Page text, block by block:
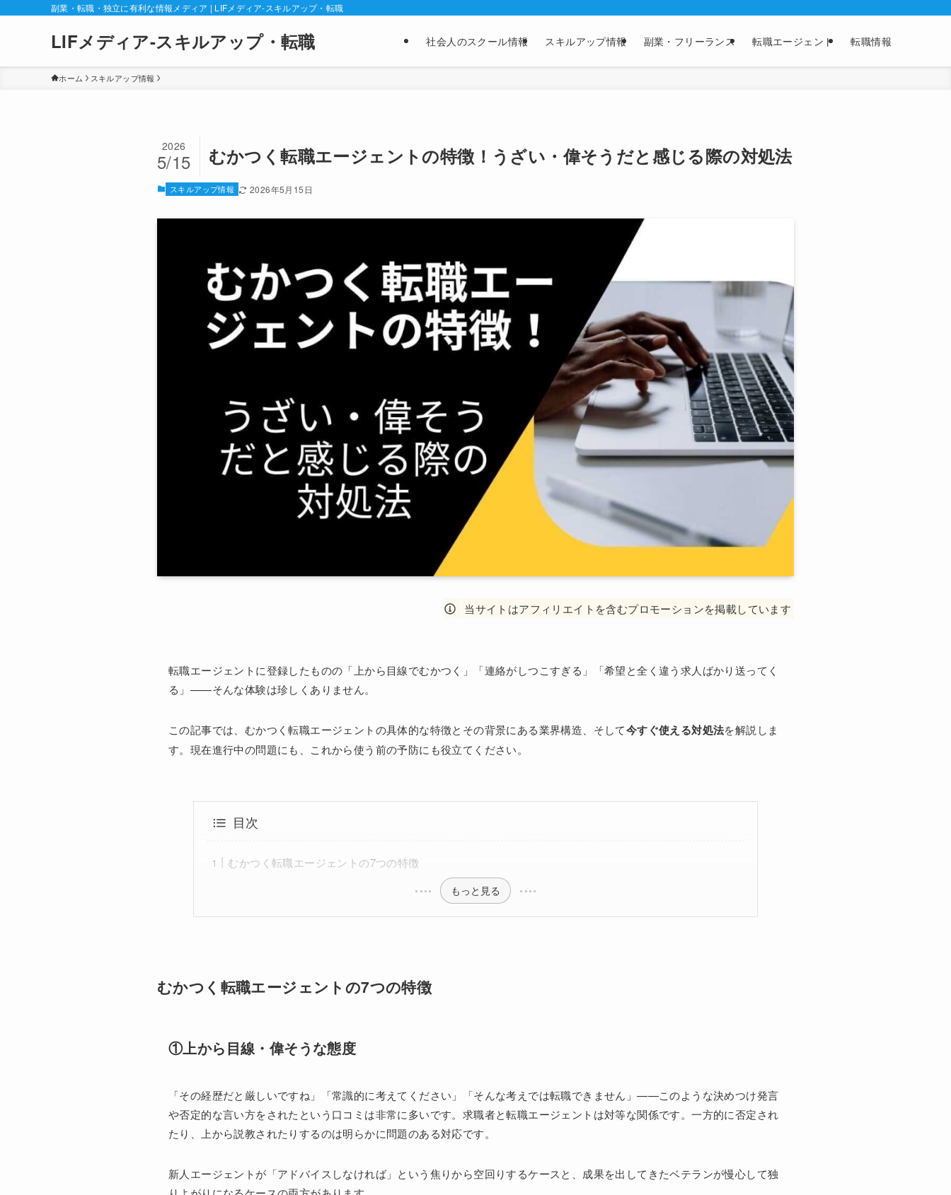
副業・転職・独立に有利な情報メディア | LIFメディア-スキルアップ・転職
LIFメディア-スキルアップ・転職 社会人のスクール情報 スキルアップ情報 副業・フリーランス 転職エージェント 転職情報
ホーム スキルアップ情報
むかつく転職エージェントの特徴！うざい・偉そうだと感じる際の対処法
2026
5/15
スキルアップ情報 2026年5月15日
当サイトはアフィリエイトを含むプロモーションを掲載しています
転職エージェントに登録したものの「上から目線でむかつく」「連絡がしつこすぎる」「希望と全く違う求人ばかり送ってく
る」——そんな体験は珍しくありません。
この記事では、むかつく転職エージェントの具体的な特徴とその背景にある業界構造、そして今すぐ使える対処法を解説しま
す。現在進行中の問題にも、これから使う前の予防にも役立てください。
目次
むかつく転職エージェントの7つの特徴
もっと見る
むかつく転職エージェントの7つの特徴
①上から目線・偉そうな態度
「その経歴だと厳しいですね」「常識的に考えてください」「そんな考えでは転職できません」——このような決めつけ発言
や否定的な言い方をされたという口コミは非常に多いです。求職者と転職エージェントは対等な関係です。一方的に否定され
たり、上から説教されたりするのは明らかに問題のある対応です。
新人エージェントが「アドバイスしなければ」という焦りから空回りするケースと、成果を出してきたベテランが慢心して独